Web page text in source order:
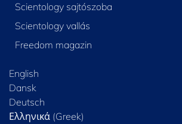
Scientology sajtószoba
Scientology vallás
Freedom magazin
English
Dansk
Deutsch
Ελληνικά (Greek)